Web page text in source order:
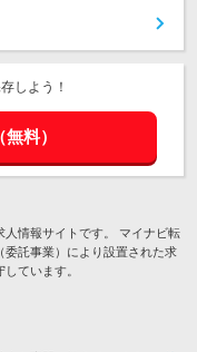
しよう！
（無料）
人情報サイトです。 マイナビ転
（委託事業）により設置された求
ています。